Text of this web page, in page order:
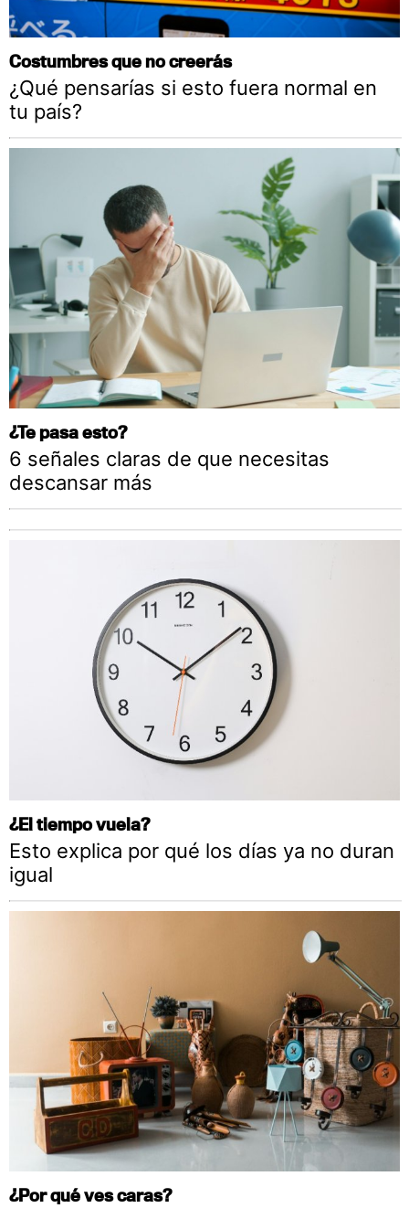
Costumbres que no creerás
¿Qué pensarías si esto fuera normal en
tu país?
¿Te pasa esto?
6 señales claras de que necesitas
descansar más
¿El tiempo vuela?
Esto explica por qué los días ya no duran
igual
¿Por qué ves caras?